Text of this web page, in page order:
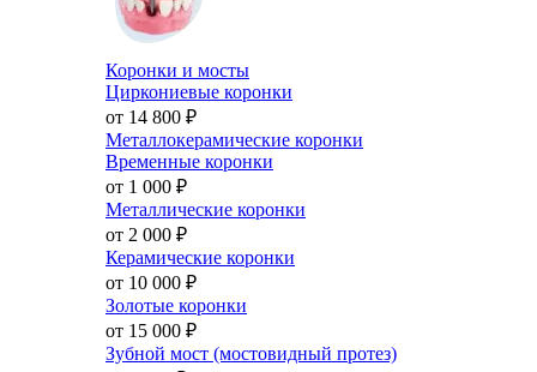
Коронки и мосты
Циркониевые коронки
от 14 800 ₽
Металлокерамические коронки
Временные коронки
от 1 000 ₽
Металлические коронки
от 2 000 ₽
Керамические коронки
от 10 000 ₽
Золотые коронки
от 15 000 ₽
Зубной мост (мостовидный протез)